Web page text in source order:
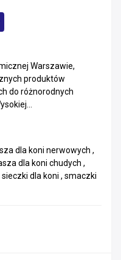
Warszawie,
produktów
do różnorodnych
dla koni nerwowych ,
dla koni chudych ,
dla koni , smaczki